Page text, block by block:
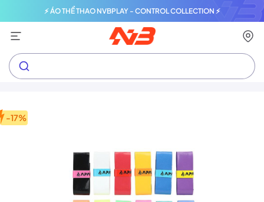
⚡ ÁO THỂ THAO NVBPLAY - CONTROL COLLECTION ⚡
-17%